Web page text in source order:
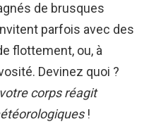
de brusques
parfois avec des
flottement, ou, à
Devinez quoi ?
votre corps réagit
!